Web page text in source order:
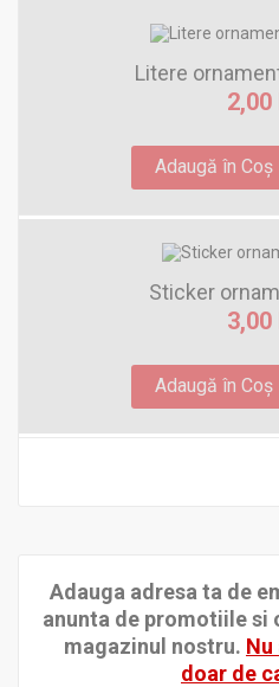
Litere
2,00
Adaugă în Coş
Sticker
3,00
Adaugă în Coş
Adauga adresa ta de
anunta de promotiile si
magazinul nostru.
doar de